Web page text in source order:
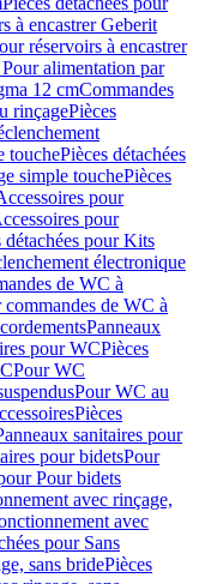
à encastrer Geberit
réservoirs à encastrer
alimentation par
12 cmCommandes
rinçagePièces
touchePièces détachées
simple touchePièces
pour
pour
détachées pour Kits
électronique
de WC à
commandes de WC à
Panneaux
pour WCPièces
Pour WC
Pour WC au
Pièces
sanitaires pour
pour bidetsPour
Pour bidets
avec rinçage,
avec
pour Sans
sans bridePièces